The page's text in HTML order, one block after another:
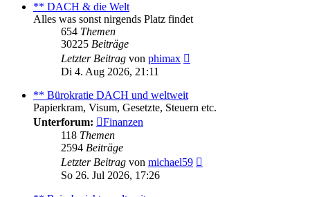
** DACH & die Welt
Alles was sonst nirgends Platz findet
654 Themen
30225 Beiträge
Letzter Beitrag von phimax
Di 4. Aug 2026, 21:11
** Bürokratie DACH und weltweit
Papierkram, Visum, Gesetzte, Steuern etc.
Unterforum:
Finanzen
118 Themen
2594 Beiträge
Letzter Beitrag von michael59
So 26. Jul 2026, 17:26